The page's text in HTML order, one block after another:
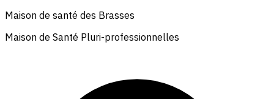
Maison de santé des Brasses
Maison de Santé Pluri-professionnelles